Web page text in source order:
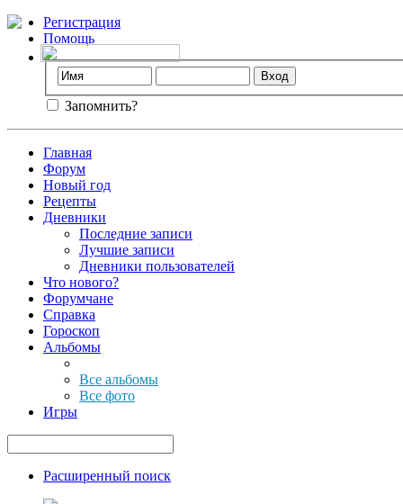
Регистрация
Помощь
Запомнить?
Главная
Форум
Новый год
Рецепты
Дневники
Последние записи
Лучшие записи
Дневники пользователей
Что нового?
Форумчане
Справка
Гороскоп
Альбомы
Все альбомы
Все фото
Игры
Расширенный поиск